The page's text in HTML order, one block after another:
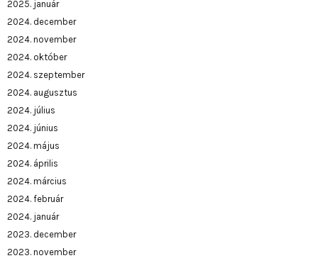
2025. január
2024. december
2024. november
2024. október
2024. szeptember
2024. augusztus
2024. július
2024. június
2024. május
2024. április
2024. március
2024. február
2024. január
2023. december
2023. november